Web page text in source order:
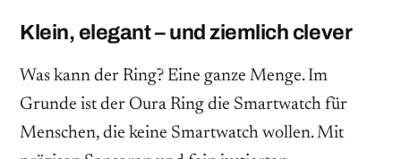
Klein, elegant – und ziemlich clever
Was kann der Ring? Eine ganze Menge. Im
Grunde ist der Oura Ring die Smartwatch für
Menschen, die keine Smartwatch wollen. Mit